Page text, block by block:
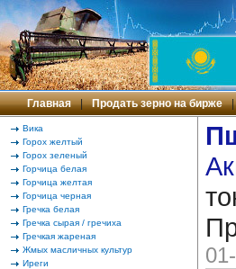
Главная | Продать зерно на бирже |
Вика
Горох желтый
Горох зеленый
Горчица белая
Горчица желтая
Горчица черная
Гречка белая
Гречка сырая / гречиха
Гречкая жареная
Жмых масличных культур
Иреги